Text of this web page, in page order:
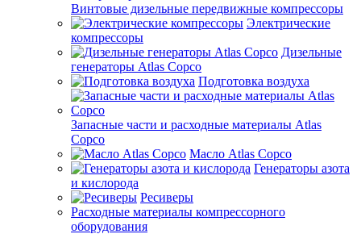
Винтовые дизельные передвижные компрессоры
Электрические
компрессоры
Дизельные
генераторы Atlas Copco
Подготовка воздуха
Запасные части и расходные материалы Atlas
Copco
Масло Atlas Copco
Генераторы азота
и кислорода
Ресиверы
Расходные материалы компрессорного
оборудования